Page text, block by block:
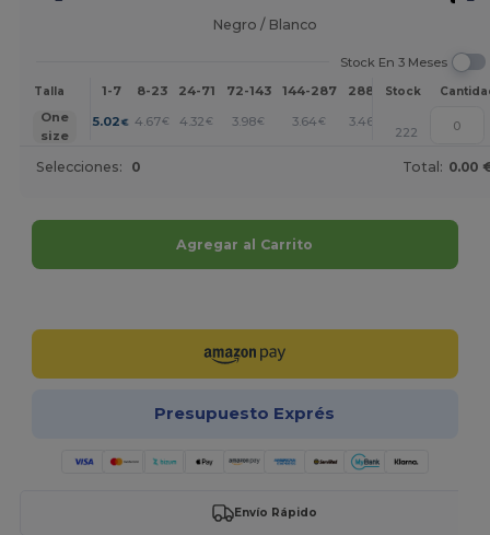
Negro / Blanco
Stock En 3 Meses
Talla 1-7 8-23 24-71 72-143 144-287 288 + Más
Stock
One
size
5.02 € 4.67€ 4.32 € 3.98€ 3.64 € 3.46 +
222
Selecciones: 0 Total: 0.00
Agregar al Carrito
Presupuesto Exprés
Envío Rápido